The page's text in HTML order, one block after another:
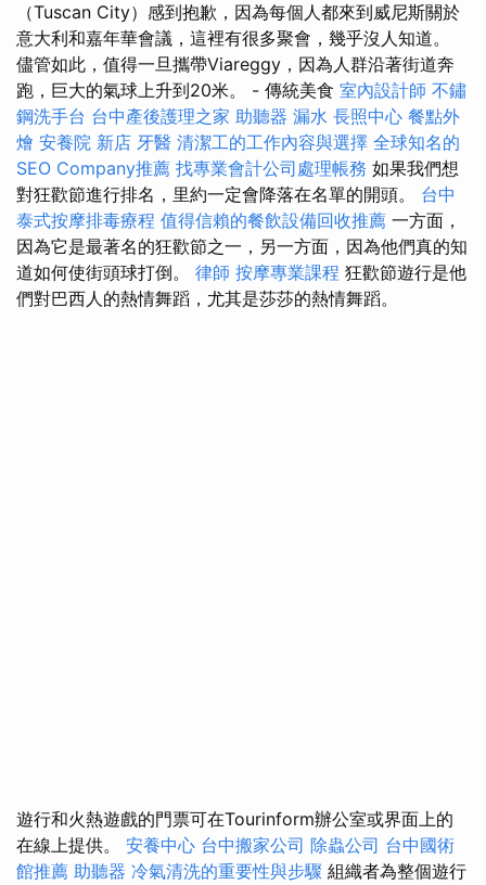
（Tuscan City）感到抱歉，因為每個人都來到威尼斯關於
意大利和嘉年華會議，這裡有很多聚會，幾乎沒人知道。
儘管如此，值得一旦攜帶Viareggy，因為人群沿著街道奔
跑，巨大的氣球上升到20米。 - 傳統美食 室內設計師 不鏽
鋼洗手台 台中產後護理之家 助聽器 漏水 長照中心 餐點外
燴 安養院 新店 牙醫 清潔工的工作內容與選擇 全球知名的
SEO Company推薦 找專業會計公司處理帳務 如果我們想
對狂歡節進行排名，里約一定會降落在名單的開頭。 台中
泰式按摩排毒療程 值得信賴的餐飲設備回收推薦 一方面，
因為它是最著名的狂歡節之一，另一方面，因為他們真的知
道如何使街頭球打倒。 律師 按摩專業課程 狂歡節遊行是他
們對巴西人的熱情舞蹈，尤其是莎莎的熱情舞蹈。
遊行和火熱遊戲的門票可在Tourinform辦公室或界面上的
在線上提供。 安養中心 台中搬家公司 除蟲公司 台中國術
館推薦 助聽器 冷氣清洗的重要性與步驟 組織者為整個遊行